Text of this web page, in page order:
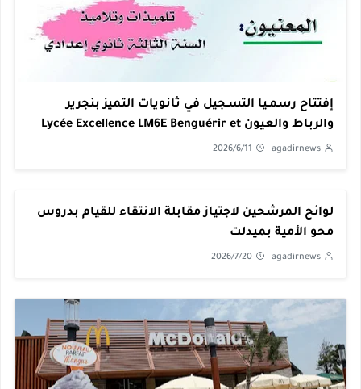
إفتتاح رسمـيا التسـجيل في ثانويات التميز بنجرير
والرباط والعيون Lycée Excellence LM6E Benguérir et
Rabat APEE
agadirnews
2026/6/11
لوائح المرشحين لاجتياز مقابلة الانتقاء للقيام بدروس
محو الأمية بميدلت
agadirnews
2026/7/20